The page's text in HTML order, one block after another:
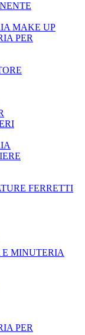
MAKE UP
PER
FERRETTI
E MINUTERIA
PER